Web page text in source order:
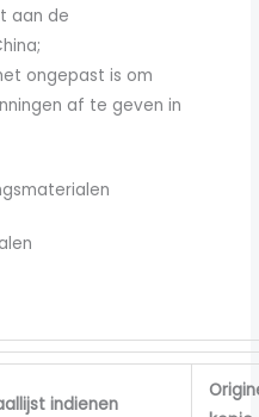
aan de
ongepast is om
af te geven in
indienen